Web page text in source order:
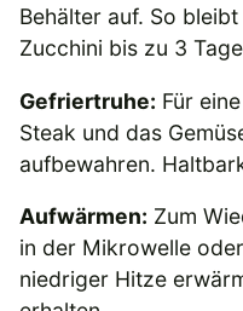
Behälter auf. So
Zucchini bis zu 3
Gefriertruhe: Für
Steak und das
aufbewahren.
Aufwärmen: Zum
in der Mikrowelle
niedriger Hitze